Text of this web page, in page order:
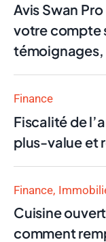
Avis Swan
votre compte
témoignages,
Finance
Fiscalité de
plus-value et
Finance
Cuisine
comment